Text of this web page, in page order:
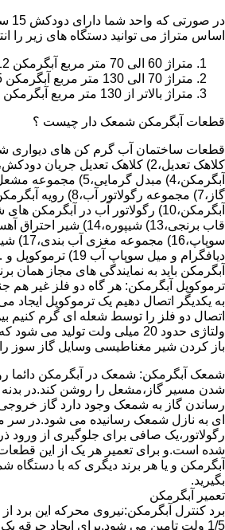
در
اساس متراژ می توانید دستگاه های زیر را
متراژ 60 الی 70 متر مربع آبگرمکن B3112
متراژ 70 الی 130 متر مربع آبگرمکن B3115 یا B3215i
متراژ بالاتر از 130 متر مربع آبگرمکن B3118 یا B3218i
قطعات آبگرمکن شمعک دار چیست ؟
دیافگرام و میل سوپاپ
آبگرمکن باید به نمایندگی های مجاز همان
ترموکوپل آبگرمکن: هر گاه دو فلز غیر هم
به یکدیگر اتصال دهیم یک ترموکوپل
اتصال دو فلز را توسط شعله ای گرم کنیم
ولتاژی حدود 20 میلی ولت تولید
باز کردن شیر مغناطیسی وسایل گاز سوز را در مدت 20
شمعک آبگرمکن: شمعک در آبگرمکن دائما
شدن مسیر گاز،مشعل را روشن کند.در بدنه
رساندن گاز به شمعک وجود دارد گاز
ای به نازل شمعک رسانیده می شود.در سر
رگولاتور،یک صافی برای جلوگیری از ورود
شده است.و برای تعمیر هر یک از این قطعات
آبگرمکن و یا هر برند دیگری که با دستگاه
بگیرید.
تعمیر آبگرمکن
برد کنترل آبگرمکن:نیروی محرکه این برد از